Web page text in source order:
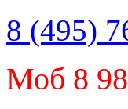
8 (495)
Моб 8